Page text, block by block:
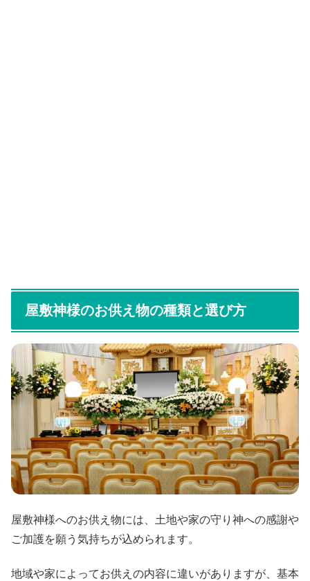
屋敷神様のお供え物の種類と選び方
屋敷神様へのお供え物には、土地や家の守り神への感謝や
ご加護を願う気持ちが込められます。
地域や家によってお供えの内容に違いがありますが、基本